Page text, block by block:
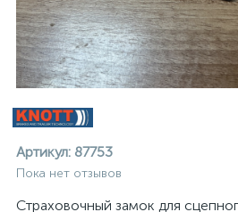
Артикул: 87753
Пока нет отзывов
Страховочный замок для